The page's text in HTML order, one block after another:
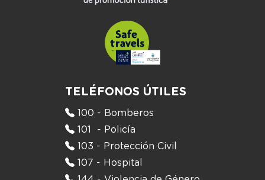
TELÉFONOS ÚTILES
100 - Bomberos
101 - Policía
103 - Protección Civil
107 - Hospital